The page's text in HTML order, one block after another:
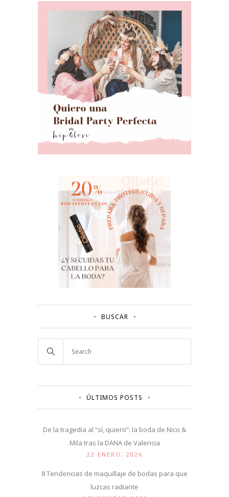
BUSCAR
ÚLTIMOS POSTS
De la tragedia al “sí, quiero”: la boda de Nico &
Mila tras la DANA de Valencia
22 ENERO, 2026
8 Tendencias de maquillaje de bodas para que
luzcas radiante